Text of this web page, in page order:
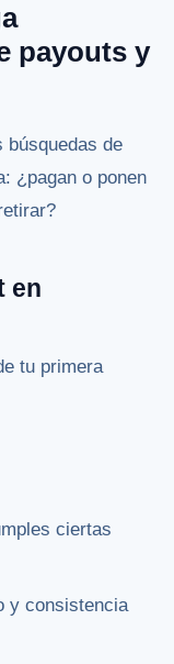
payouts y
búsquedas de
¿pagan o ponen
en
tu primera
ciertas
y consistencia